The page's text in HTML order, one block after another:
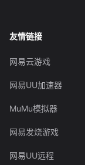
友情链接
网易云游戏
网易UU加速器
MuMu模拟器
网易发烧游戏
网易UU远程